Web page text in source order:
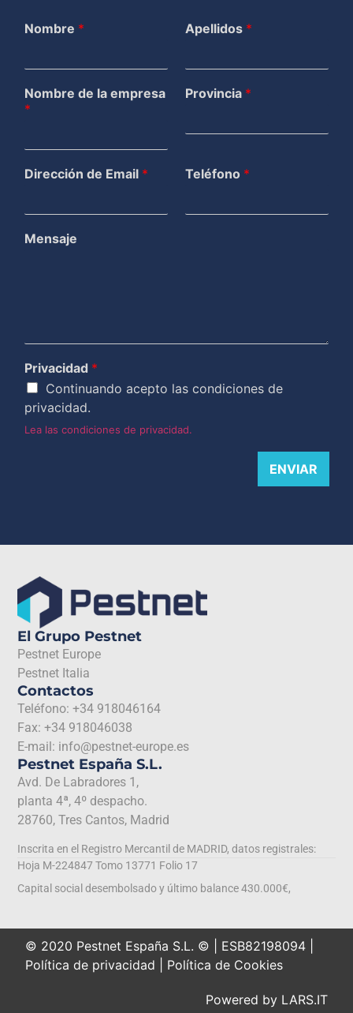
Nombre * Apellidos *
Nombre de la empresa
*
Provincia *
Dirección de Email * Teléfono *
Mensaje
Privacidad *
Continuando acepto las condiciones de
privacidad.
Lea las condiciones de privacidad.
ENVIAR
Pestnet España S.L.
Avd. De Labradores 1,
planta 4ª, 4º despacho.
28760, Tres Cantos, Madrid
Inscrita en el Registro Mercantil de MADRID, datos registrales:
Hoja M-224847 Tomo 13771 Folio 17
Capital social desembolsado y último balance 430.000€,
Contactos
Teléfono: +34 918046164
Fax: +34 918046038
E-mail: info@pestnet-europe.es
El Grupo Pestnet
Pestnet Europe
Pestnet Italia
© 2020 Pestnet España S.L. © | ESB82198094 |
Política de privacidad
Política de Cookies
Powered by LARS.IT